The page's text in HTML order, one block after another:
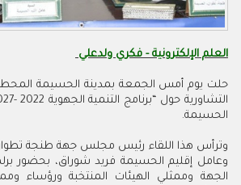
العلم الإلكترونية - فكري ولدعلي
حلت يوم أمس الجمعة بمدينة الحسيمة
الحسيمة.
وترأس هذا اللقاء رئيس مجلس جهة طنجة
وعامل إقليم الحسيمة فريد شوراق، بحضور
الجهة وممثلي الهيئات المنتخبة ورؤساء